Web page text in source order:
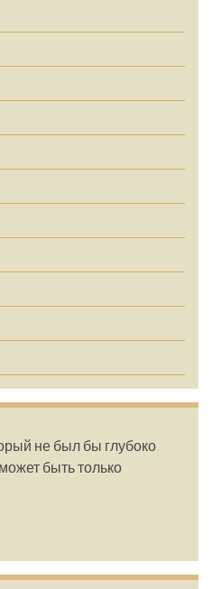
не был бы глубоко
быть только